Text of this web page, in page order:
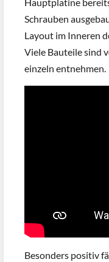
Hauptplatine
Schrauben
Layout im Inneren
Viele Bauteile sind
einzeln entnehmen.
Besonders positiv